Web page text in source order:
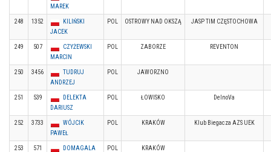
MAREK
248 1352
KILIŃSKI
JACEK
POL OSTROWY NAD OKSZĄ JASP TIM CZĘSTOCHOWA
249 507
CZYŻEWSKI
MARCIN
POL ZABORZE REVENTON
250 3456
TUDRUJ
ANDRZEJ
POL JAWORZNO
251 539
DELEKTA
DARIUSZ
POL ŁOWISKO DelnoVa
252 3733
WÓJCIK
PAWEŁ
POL KRAKÓW Klub Biegacza AZS UEK
253 571
DOMAGALA
POL KRAKÓW